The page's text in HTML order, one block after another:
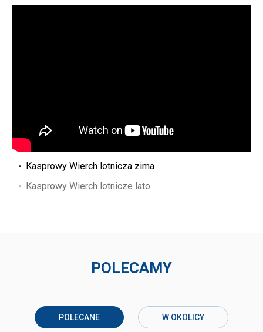
Kasprowy Wierch lotnicza zima
Kasprowy Wierch lotnicze lato
POLECAMY
POLECANE W OKOLICY